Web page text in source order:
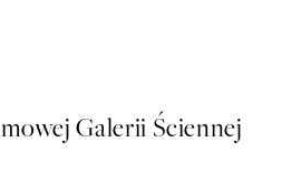
Galerii Ściennej